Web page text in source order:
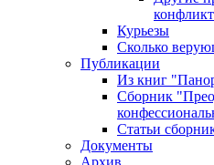
Курьезы
Сколько
Публикации
Из книг
Сборник
Статьи
Документы
Архив